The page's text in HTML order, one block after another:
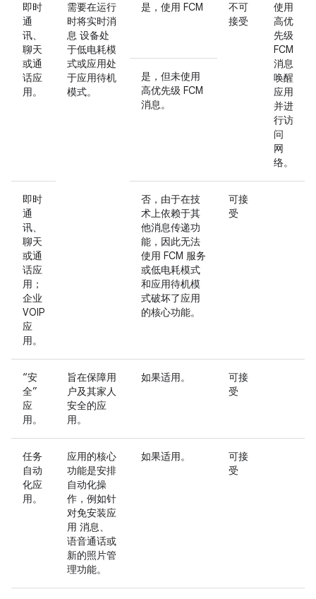
即时
通
讯、
聊天
或通
话应
用。
需要在运行
时将实时消
息 设备处
于低电耗模
式或应用处
于应用待机
模式。
是，使用 FCM
不可
接受
使用
高优
先级
FCM
消息
唤醒
应用
并进
行访
问
网
络。
是，但未使用
高优先级 FCM
消息。
即时
通
讯、
聊天
或通
话应
用；
企业
VOIP
应
用。
否，由于在技
术上依赖于其
他消息传递功
能，因此无法
使用 FCM 服务
或低电耗模式
和应用待机模
式破坏了应用
的核心功能。
可接
受
“安
全”
应
用。
旨在保障用
户及其家人
安全的应
用。
如果适用。
可接
受
任务
自动
化应
用。
应用的核心
功能是安排
自动化操
作，例如针
对免安装应
用 消息、
语音通话或
新的照片管
理功能。
如果适用。
可接
受